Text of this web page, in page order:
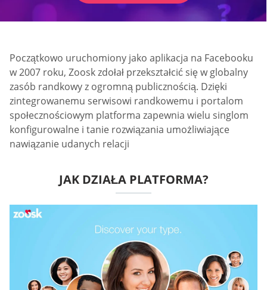
Początkowo uruchomiony jako aplikacja na Facebooku
w 2007 roku, Zoosk zdołał przekształcić się w globalny
zasób randkowy z ogromną publicznością. Dzięki
zintegrowanemu serwisowi randkowemu i portalom
społecznościowym platforma zapewnia wielu singlom
konfigurowalne i tanie rozwiązania umożliwiające
nawiązanie udanych relacji
JAK DZIAŁA PLATFORMA?